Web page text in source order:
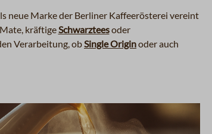
neue Marke der Berliner Kaffeerösterei vereint
kräftigeSchwarzteesoder
Verarbeitung, obSingle Originoder auch